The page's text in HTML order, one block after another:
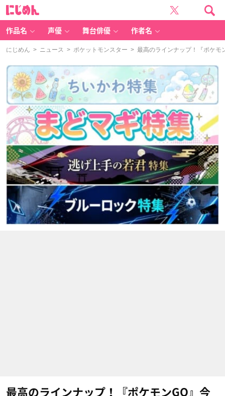
作品名 声優 舞台俳優 作者名
にじめん > ニュース > ポケットモンスター > 最高のラインナップ！『ポケモ
最高のラインナップ！『ポケモンGO』今